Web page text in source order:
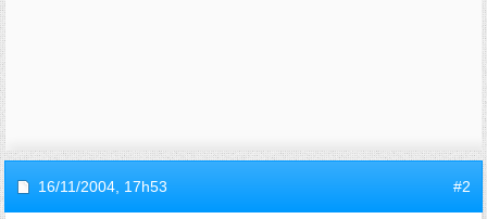
16/11/2004, 17h53 #2